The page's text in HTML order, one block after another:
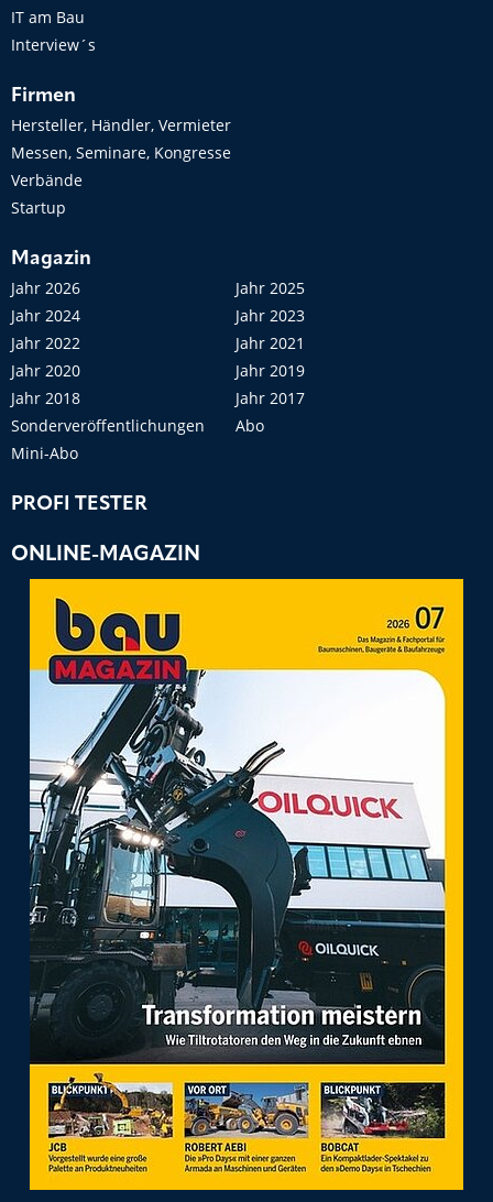
IT am Bau
Interview´s
Firmen
Hersteller, Händler, Vermieter
Messen, Seminare, Kongresse
Verbände
Startup
Magazin
Jahr 2026
Jahr 2025
Jahr 2024
Jahr 2023
Jahr 2022
Jahr 2021
Jahr 2020
Jahr 2019
Jahr 2018
Jahr 2017
Sonderveröffentlichungen
Abo
Mini-Abo
PROFI TESTER
ONLINE-MAGAZIN